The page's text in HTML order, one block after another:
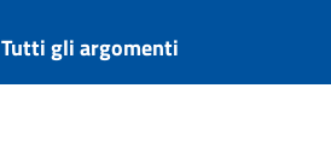
Tutti gli argomenti